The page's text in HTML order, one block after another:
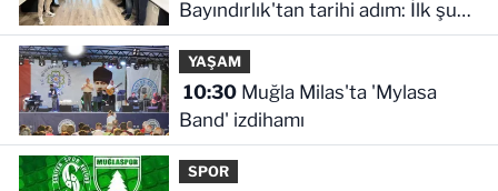
Bayındırlık'tan tarihi adım: İlk şube
Diyarbakır'da açıldı
YAŞAM
10:30Muğla Milas'ta 'Mylasa
Band' izdihamı
SPOR